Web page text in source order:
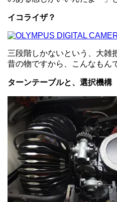
イコライザ？
三段階しかないという、大雑
昔の物ですから、こんなもん
ターンテーブルと、選択機構